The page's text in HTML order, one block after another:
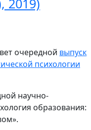
очередной выпуск
психологии
научно-
образования: